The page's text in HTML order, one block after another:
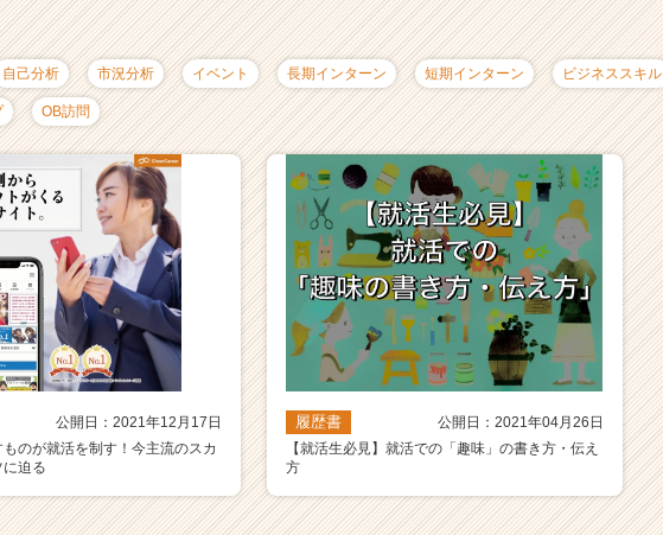
自己分析 市況分析 イベント 長期インターン 短期インターン ビジネススキル
OB訪問
公開日：2021年12月17日
のが就活を制す！今主流のスカ
迫る
履歴書
公開日：2021年04月26日
【就活生必見】就活での「趣味」の書き方・伝え
方